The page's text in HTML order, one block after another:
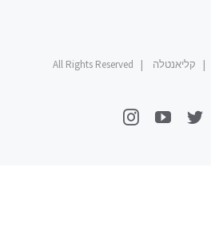
Facebook
Twitter
YouTube
Instagram